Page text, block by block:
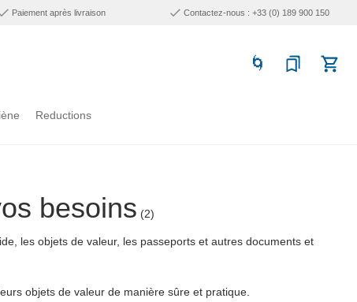
Paiement après livraison Contactez-nous : +33 (0) 189 900 150
Reductions
besoins (2)
les objets de valeur, les passeports et autres documents et
objets de valeur de manière sûre et pratique.